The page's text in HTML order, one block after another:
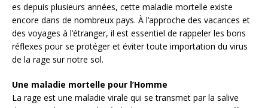
es depuis plusieurs années, cette maladie mortelle existe
encore dans de nombreux pays. À l’approche des vacances et
des voyages à l’étranger, il est essentiel de rappeler les bons
réflexes pour se protéger et éviter toute importation du virus
de la rage sur notre sol.
Une maladie mortelle pour l’Homme
La rage est une maladie virale qui se transmet par la salive